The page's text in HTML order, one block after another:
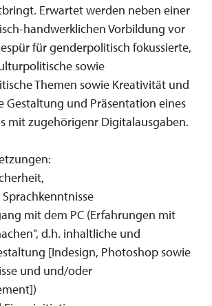
Erwartet werden neben einer
handwerklichen Vorbildung vor
für genderpolitisch fokussierte,
sowie
Themen sowie Kreativität und
Gestaltung und Präsentation eines
mit zugehörigenr Digitalausgaben.
mit dem PC (Erfahrungen mit
d.h. inhaltliche und
[Indesign, Photoshop sowie
und und/oder